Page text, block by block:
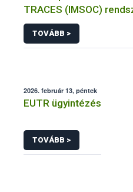
TRACES (IMSOC)
Egészségügyi
(angolul: CHEDD)
TOVÁBB >
2026. február 13, péntek
EUTR ügyintézés
TOVÁBB >